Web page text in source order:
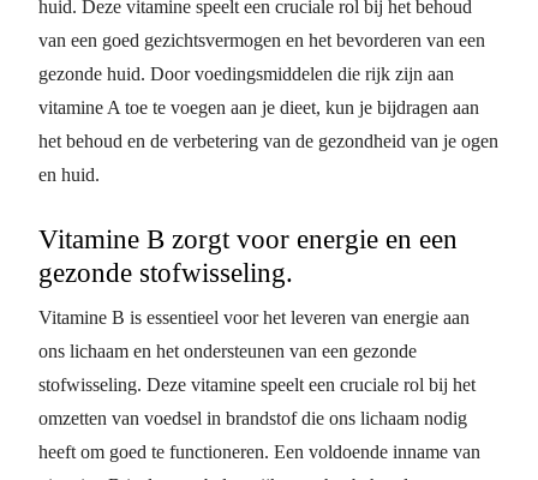
huid. Deze vitamine speelt een cruciale rol bij het behoud
van een goed gezichtsvermogen en het bevorderen van een
gezonde huid. Door voedingsmiddelen die rijk zijn aan
vitamine A toe te voegen aan je dieet, kun je bijdragen aan
het behoud en de verbetering van de gezondheid van je ogen
en huid.
Vitamine B zorgt voor energie en een
gezonde stofwisseling.
Vitamine B is essentieel voor het leveren van energie aan
ons lichaam en het ondersteunen van een gezonde
stofwisseling. Deze vitamine speelt een cruciale rol bij het
omzetten van voedsel in brandstof die ons lichaam nodig
heeft om goed te functioneren. Een voldoende inname van